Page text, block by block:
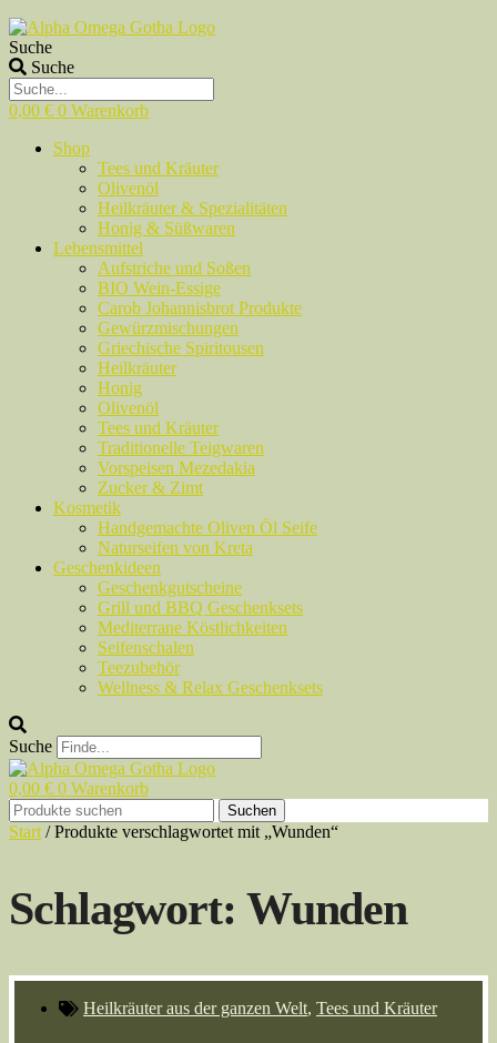
Suche
Suche
0,00 € 0 Warenkorb
Shop
Tees und Kräuter
Olivenöl
Heilkräuter & Spezialitäten
Honig & Süßwaren
Lebensmittel
Aufstriche und Soßen
BIO Wein-Essige
Carob Johannisbrot Produkte
Gewürzmischungen
Griechische Spiritousen
Heilkräuter
Honig
Olivenöl
Tees und Kräuter
Traditionelle Teigwaren
Vorspeisen Mezedakia
Zucker & Zimt
Kosmetik
Handgemachte Oliven Öl Seife
Naturseifen von Kreta
Geschenkideen
Geschenkgutscheine
Grill und BBQ Geschenksets
Mediterrane Köstlichkeiten
Seifenschalen
Teezubehör
Wellness & Relax Geschenksets
Suche
0,00 € 0 Warenkorb
Suchen
nach:
Suchen
Start /Produkte verschlagwortet mit „Wunden“
Schlagwort: Wunden
Heilkräuter aus der ganzen Welt, Tees und Kräuter